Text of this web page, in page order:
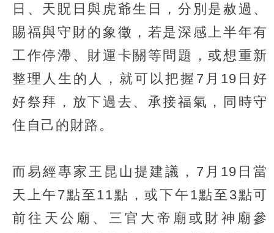
日、天貺日與虎爺生日，分別是赦過、
賜福與守財的象徵，若是深感上半年有
工作停滯、財運卡關等問題，或想重新
整理人生的人，就可以把握7月19日好
好祭拜，放下過去、承接福氣，同時守
住自己的財路。
而易經專家王昆山提建議，7月19日當
天上午7點至11點，或下午1點至3點可
前往天公廟、三官大帝廟或財神廟參